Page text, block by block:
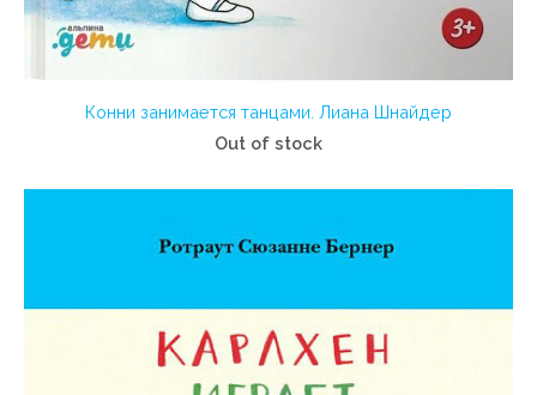
Конни занимается танцами. Лиана Шнайдер
Out of stock